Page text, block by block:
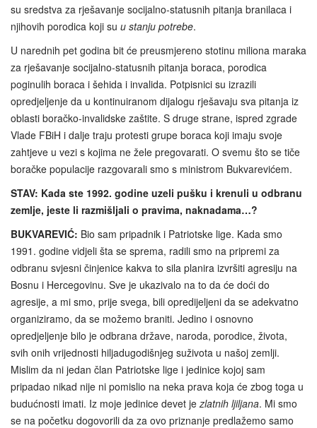
su sredstva za rješavanje socijalno-statusnih pitanja branilaca i
njihovih porodica koji su u stanju potrebe.
U narednih pet godina bit će preusmjereno stotinu miliona maraka
za rješavanje socijalno‑statusnih pitanja boraca, porodica
poginulih boraca i šehida i invalida. Potpisnici su izrazili
opredjeljenje da u kontinuiranom dijalogu rješavaju sva pitanja iz
oblasti boračko‑invalidske zaštite. S druge strane, ispred zgrade
Vlade FBiH i dalje traju protesti grupe boraca koji imaju svoje
zahtjeve u vezi s kojima ne žele pregovarati. O svemu što se tiče
boračke populacije razgovarali smo s ministrom Bukvarevićem.
STAV: Kada ste 1992. godine uzeli pušku i krenuli u odbranu
zemlje, jeste li razmišljali o pravima, naknadama…?
BUKVAREVIĆ: Bio sam pripadnik i Patriotske lige. Kada smo
1991. godine vidjeli šta se sprema, radili smo na pripremi za
odbranu svjesni činjenice kakva to sila planira izvršiti agresiju na
Bosnu i Hercegovinu. Sve je ukazivalo na to da će doći do
agresije, a mi smo, prije svega, bili opredijeljeni da se adekvatno
organiziramo, da se možemo braniti. Jedino i osnovno
opredjeljenje bilo je odbrana države, naroda, porodice, života,
svih onih vrijednosti hiljadugodišnjeg suživota u našoj zemlji.
Mislim da ni jedan član Patriotske lige i jedinice kojoj sam
pripadao nikad nije ni pomislio na neka prava koja će zbog toga u
budućnosti imati. Iz moje jedinice devet je zlatnih ljiljana. Mi smo
se na početku dogovorili da za ovo priznanje predlažemo samo